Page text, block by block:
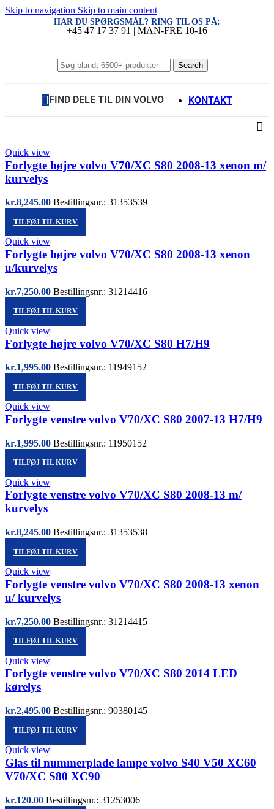
Skip to navigation Skip to main content
HAR DU SPØRGSMÅL? RING TIL OS PÅ:
+45 47 17 37 91 | MAN-FRE 10-16
Search
FIND DELE TIL DIN VOLVO KONTAKT
Quick view
Forlygte højre volvo V70/XC S80 2008-13 xenon m/
kurvelys
kr.8,245.00 Bestillingsnr.: 31353539
TILFØJ TIL KURV
Quick view
Forlygte højre volvo V70/XC S80 2008-13 xenon
u/kurvelys
kr.7,250.00 Bestillingsnr.: 31214416
TILFØJ TIL KURV
Quick view
Forlygte højre volvo V70/XC S80 H7/H9
kr.1,995.00 Bestillingsnr.: 11949152
TILFØJ TIL KURV
Quick view
Forlygte venstre volvo V70/XC S80 2007-13 H7/H9
kr.1,995.00 Bestillingsnr.: 11950152
TILFØJ TIL KURV
Quick view
Forlygte venstre volvo V70/XC S80 2008-13 m/
kurvelys
kr.8,245.00 Bestillingsnr.: 31353538
TILFØJ TIL KURV
Quick view
Forlygte venstre volvo V70/XC S80 2008-13 xenon
u/ kurvelys
kr.7,250.00 Bestillingsnr.: 31214415
TILFØJ TIL KURV
Quick view
Forlygte venstre volvo V70/XC S80 2014 LED
kørelys
kr.2,495.00 Bestillingsnr.: 90380145
TILFØJ TIL KURV
Quick view
Glas til nummerplade lampe volvo S40 V50 XC60
V70/XC S80 XC90
kr.120.00 Bestillingsnr.: 31253006